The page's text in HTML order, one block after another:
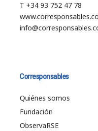
T +34 93 752 47 78
Corresponsables
Quiénes somos
Fundación
ObservaRSE